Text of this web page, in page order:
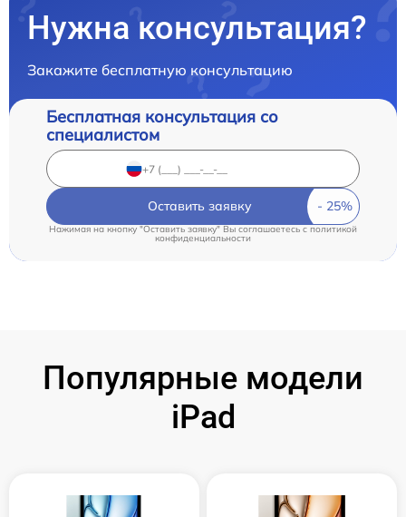
Нужна консультация?
Закажите бесплатную консультацию
Бесплатная консультация со
специалистом
Оставить заявку
Нажимая на кнопку "Оставить заявку" Вы соглашаетесь c политикой
конфиденциальности
Популярные модели
iPad